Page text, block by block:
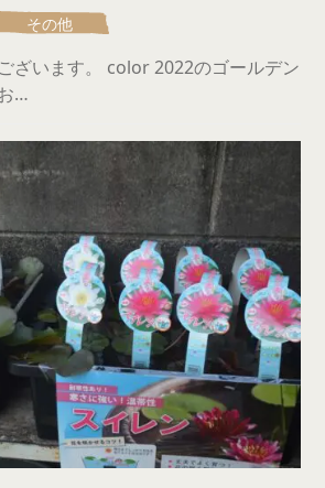
その他
ざいます。 color 2022のゴールデン
…